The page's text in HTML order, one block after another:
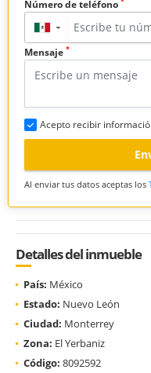
Número de teléfono
▼
Mensaje *
Acepto recibir
Al enviar tus datos aceptas los
Detalles del inmueble
País: México
Estado: Nuevo León
Ciudad: Monterrey
Zona: El Yerbaniz
Código: 8092592